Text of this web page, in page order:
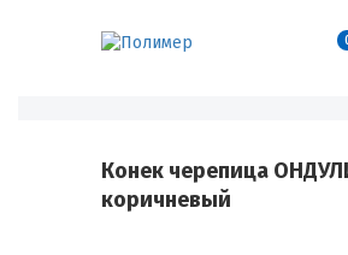
Конек черепица
коричневый